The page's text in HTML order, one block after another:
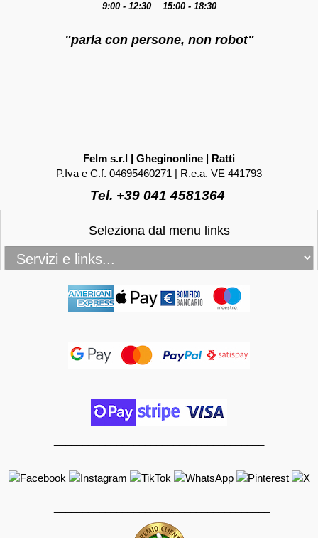
9:00 - 12:30 15:00 - 18:30
"parla con persone, non robot"
Felm s.r.l | Gheginonline | Ratti
P.Iva e C.f. 04695460271 | R.e.a. VE 441793
Tel. +39 041 4581364
Seleziona dal menu links